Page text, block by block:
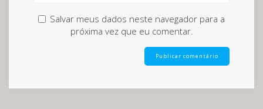
Salvar meus dados neste navegador para a
próxima vez que eu comentar.